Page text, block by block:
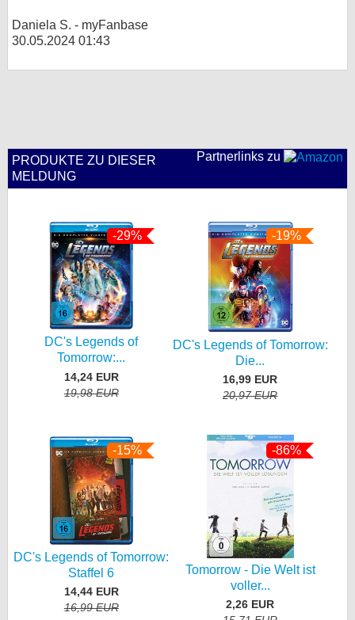
Daniela S. - myFanbase
30.05.2024 01:43
Partnerlinks zu
PRODUKTE ZU DIESER
MELDUNG
-29%
DC's Legends of
Tomorrow:...
14,24 EUR
19,98 EUR
-19%
DC's Legends of Tomorrow:
Die...
16,99 EUR
20,97 EUR
-15%
DC's Legends of Tomorrow:
Staffel 6
14,44 EUR
16,99 EUR
-86%
Tomorrow - Die Welt ist
voller...
2,26 EUR